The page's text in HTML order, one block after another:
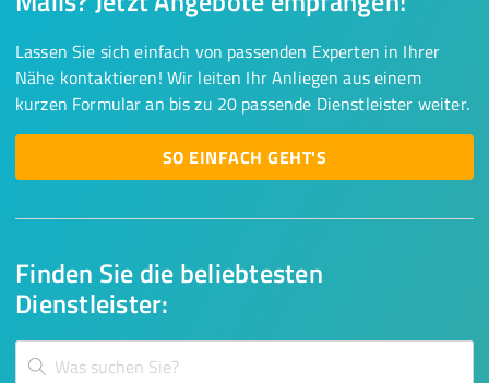
Finden Sie die beliebtesten
Dienstleister:
Lassen Sie sich einfach von passenden Experten in Ihrer
Nähe kontaktieren! Wir leiten Ihr Anliegen aus einem
kurzen Formular an bis zu 20 passende Dienstleister weiter.
SO EINFACH GEHT'S